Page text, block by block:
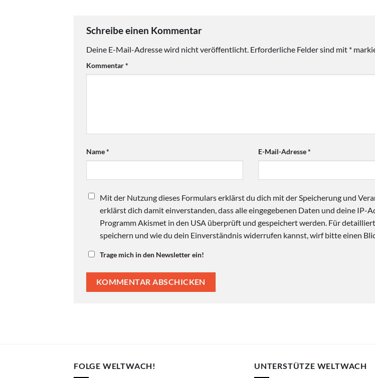
Schreibe einen Kommentar
Deine E-Mail-Adresse wird nicht veröffentlicht. Erforderliche Felder sind mit *
Kommentar*
Name* E-Mail-Adresse*
Mit der Nutzung dieses Formulars erklärst du dich mit der Speicherung und
erklärst dich damit einverstanden, dass alle eingegebenen Daten und deine IP-
Programm Akismet in den USA überprüft und gespeichert werden. Für
speichern und wie du dein Einverständnis widerrufen kannst, wirf bitte einen
Trage mich in den Newsletter ein!
FOLGE WELTWACH! UNTERSTÜTZE WELTWACH